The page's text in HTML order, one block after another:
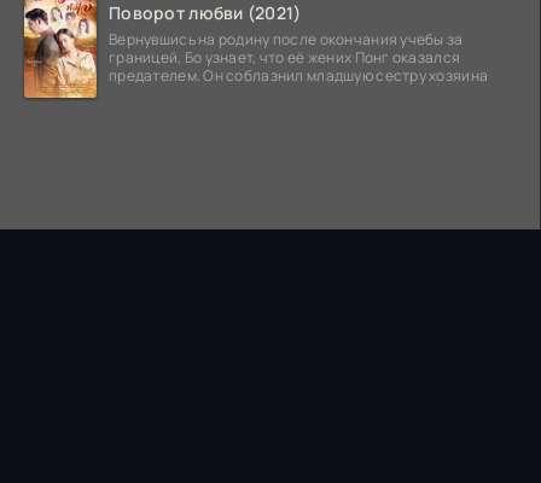
Поворот любви (2021)
Вернувшись на родину после окончания учебы за
границей, Бо узнает, что её жених Понг оказался
предателем. Он соблазнил младшую сестру хозяина